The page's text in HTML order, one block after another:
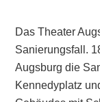
Das Theater
Sanierungsfall.
Augsburg die
Kennedyplatz